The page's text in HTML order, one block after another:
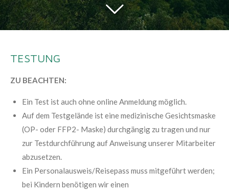
TESTUNG
ZU BEACHTEN:
Ein Test ist auch ohne online Anmeldung möglich.
Auf dem Testgelände ist eine medizinische Gesichtsmaske
(OP- oder FFP2- Maske) durchgängig zu tragen und nur
zur Testdurchführung auf Anweisung unserer Mitarbeiter
abzusetzen.
Ein Personalausweis/Reisepass muss mitgeführt werden;
bei Kindern benötigen wir einen